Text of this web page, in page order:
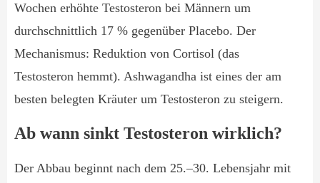
Wochen erhöhte Testosteron bei Männern um
durchschnittlich 17 % gegenüber Placebo. Der
Mechanismus: Reduktion von Cortisol (das
Testosteron hemmt). Ashwagandha ist eines der am
besten belegten Kräuter um Testosteron zu steigern.
Ab wann sinkt Testosteron wirklich?
Der Abbau beginnt nach dem 25.–30. Lebensjahr mit